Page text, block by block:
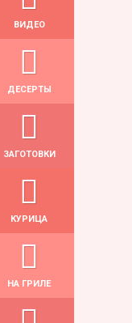
ВИДЕО
ДЕСЕРТЫ
ЗАГОТОВКИ
КУРИЦА
НА ГРИЛЕ